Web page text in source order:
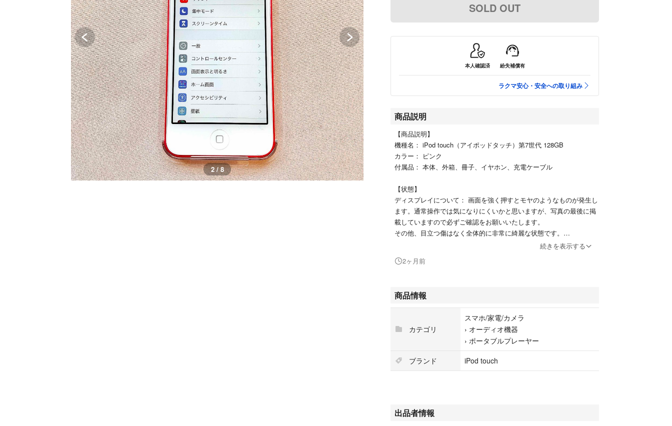
2 / 8
SOLD OUT
本人確認済 紛失補償有
ラクマ安心・安全への取り組み
商品説明
【商品説明】
機種名： iPod touch（アイポッドタッチ）第7世代 128GB
カラー： ピンク
付属品： 本体、外箱、冊子、イヤホン、充電ケーブル
【状態】
ディスプレイについて： 画面を強く押すとモヤのようなものが発生し
ます。通常操作では気になりにくいかと思いますが、写真の最後に掲
載していますので必ずご確認をお願いいたします。
その他、目立つ傷はなく全体的に非常に綺麗な状態です。
中古品にご理解のある方のみ、ご検討をお願いいたします。
【動作確認】
プ状態で減少はわずか7%でした。年式のわりに大きな劣化はなく、良
好なコンディションです。
【その他】
実用はもちろん、コレクションとしても大変おすすめです。
発送は2〜3日を目安に対応しております。
状態を写真でご確認の上、気になる点はご購入前にご質問ください。
★★★★★★★★★★★★★
ここまで見て頂いた方限定
続きを表示する
2ヶ月前
商品情報
カテゴリ
スマホ/家電/カメラ
› オーディオ機器
› ポータブルプレーヤー
ブランド
iPod touch
出品者情報